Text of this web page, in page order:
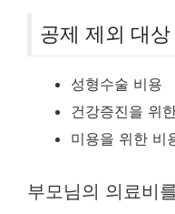
공제 제외 대상
성형수술 비용
건강증진을 위
미용을 위한 비
부모님의 의료비